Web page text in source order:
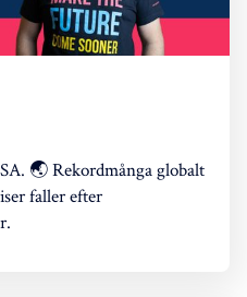
🌏 Rekordmånga globalt
faller efter